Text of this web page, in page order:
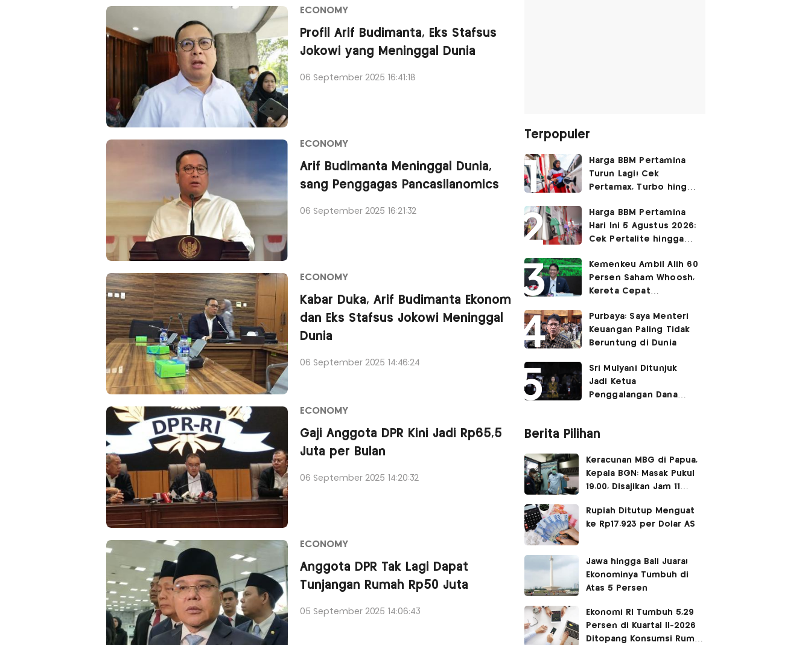
ECONOMY
Profil Arif Budimanta, Eks Stafsus
Jokowi yang Meninggal Dunia
06 September 2025 16:41:18
ECONOMY
Arif Budimanta Meninggal Dunia,
sang Penggagas Pancasilanomics
06 September 2025 16:21:32
ECONOMY
Kabar Duka, Arif Budimanta Ekonom
dan Eks Stafsus Jokowi Meninggal
Dunia
06 September 2025 14:46:24
ECONOMY
Gaji Anggota DPR Kini Jadi Rp65,5
Juta per Bulan
06 September 2025 14:20:32
ECONOMY
Anggota DPR Tak Lagi Dapat
Tunjangan Rumah Rp50 Juta
05 September 2025 14:06:43
Terpopuler
Harga BBM Pertamina
Turun Lagi! Cek
Pertamax, Turbo hingga
Agustus 2026
Harga BBM Pertamina
Hari Ini 5 Agustus 2026:
Cek Pertalite hingga
Turun
Kemenkeu Ambil Alih 60
Persen Saham Whoosh,
Kereta Cepat
Surabaya
Purbaya: Saya Menteri
Keuangan Paling Tidak
Beruntung di Dunia
Sri Mulyani Ditunjuk
Jadi Ketua
Penggalangan Dana
Berita Pilihan
Keracunan MBG di Papua,
Kepala BGN: Masak Pukul
19.00, Disajikan Jam 11
Rupiah Ditutup Menguat
ke Rp17.923 per Dolar AS
Jawa hingga Bali Juara!
Ekonominya Tumbuh di
Atas 5 Persen
Ekonomi RI Tumbuh 5,29
Persen di Kuartal II-2026
Ditopang Konsumsi Rumah